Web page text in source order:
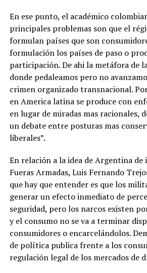
En ese punto, el académico
principales problemas son que el
formulan países que son
formulación los países de paso o
participación. De ahi la metáfora de
donde pedaleamos pero no
crimen organizado transnacional.
en America latina se produce con
en lugar de miradas mas racionales,
un debate entre posturas mas
liberales”.
En relación a la idea de Argentina de
Fueras Armadas, Luis Fernando
que hay que entender es que los
generar un efecto inmediato de
seguridad, pero los narcos existen
y el consumo no se va a terminar
consumidores o encarcelándolos.
de política publica frente a los
regulación legal de los mercados de